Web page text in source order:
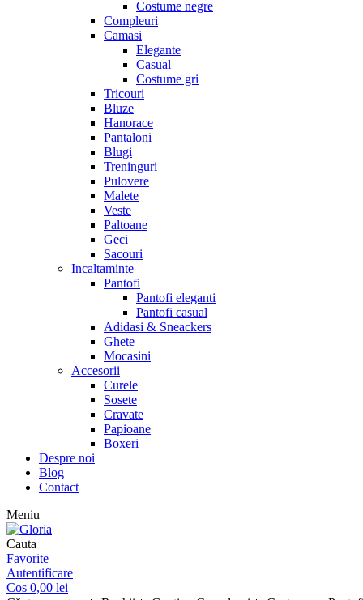
Costume negre
Compleuri
Camasi
Elegante
Casual
Costume gri
Tricouri
Bluze
Hanorace
Pantaloni
Blugi
Treninguri
Pulovere
Malete
Veste
Paltoane
Geci
Sacouri
Incaltaminte
Pantofi
Pantofi eleganti
Pantofi casual
Adidasi & Sneackers
Ghete
Mocasini
Accesorii
Curele
Sosete
Cravate
Papioane
Boxeri
Despre noi
Blog
Contact
Meniu
Cauta
Favorite
Autentificare
Cos 0,00 lei